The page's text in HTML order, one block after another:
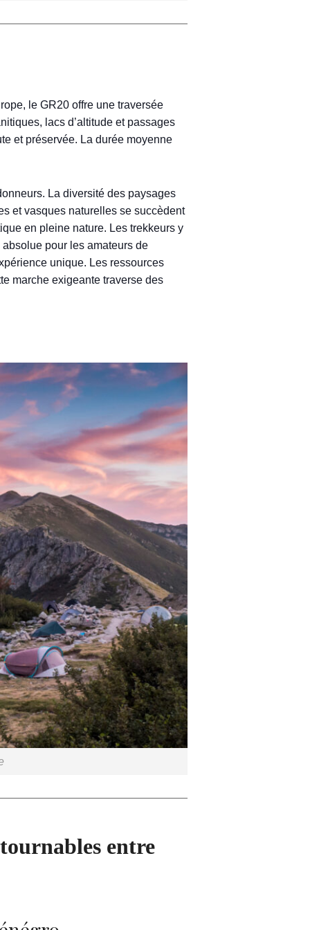
le GR20 offre une traversée
lacs d’altitude et passages
et préservée. La durée moyenne
La diversité des paysages
et vasques naturelles se succèdent
en pleine nature. Les trekkeurs y
pour les amateurs de
unique. Les ressources
marche exigeante traverse des
entre